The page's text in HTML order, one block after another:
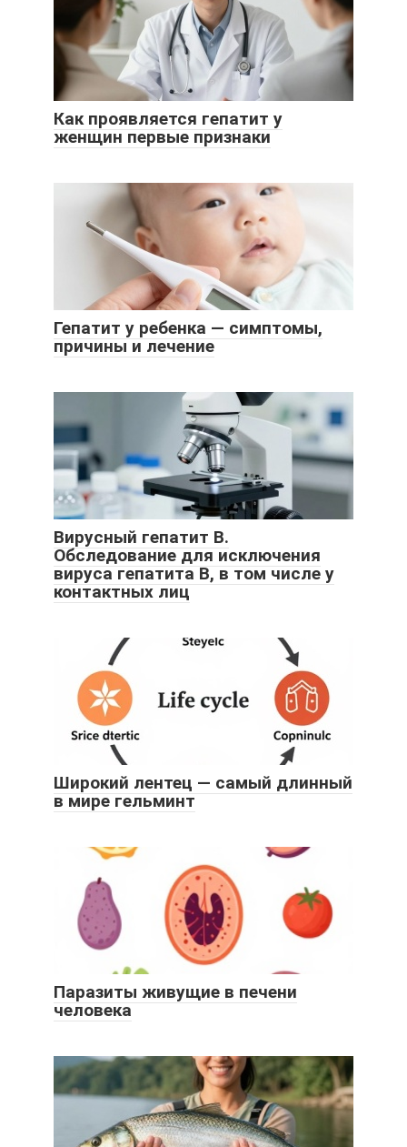
Как проявляется гепатит у
женщин первые признаки
Гепатит у ребенка — симптомы,
причины и лечение
Вирусный гепатит В.
Обследование для исключения
вируса гепатита В, в том числе у
контактных лиц
Широкий лентец — самый длинный
в мире гельминт
Паразиты живущие в печени
человека